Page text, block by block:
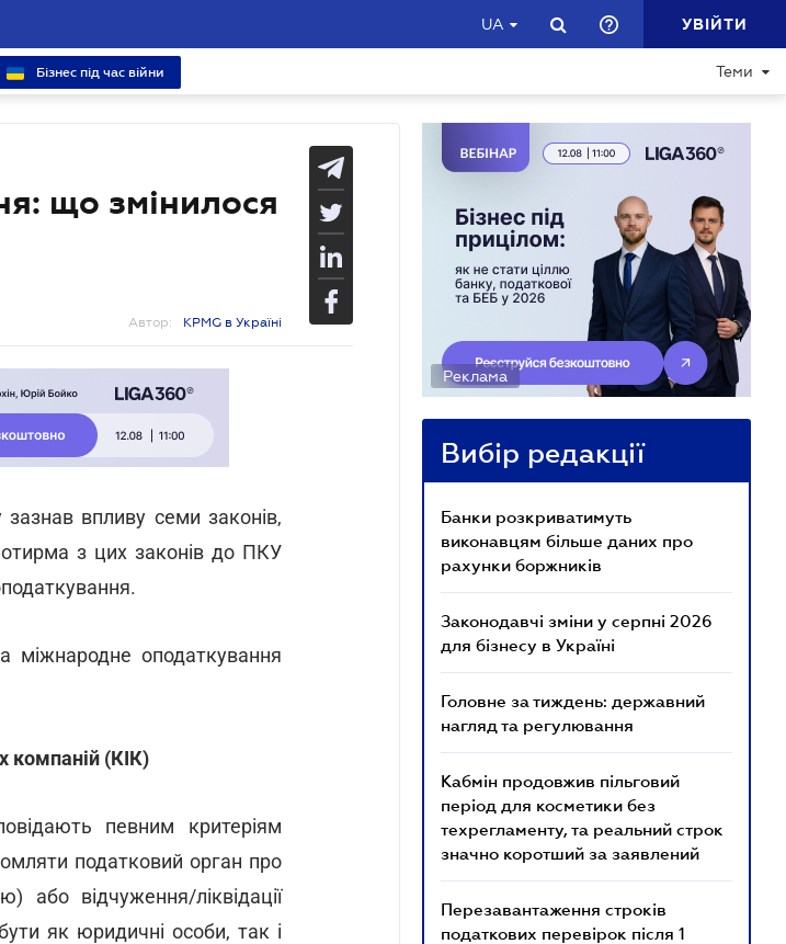
UA УВІЙТИ
Бізнес під час війни Теми
що змінилося
Автор: KPMG в Україні
впливу семи законів,
з цих законів до ПКУ
оподаткування
компаній (КІК)
певним критеріям
податковий орган про
відчуження/ліквідації
як юридичні особи, так і
Реклама
Вибір редакції
Банки розкриватимуть
виконавцям більше даних про
рахунки боржників
Законодавчі зміни у серпні 2026
для бізнесу в Україні
Головне за тиждень: державний
нагляд та регулювання
Кабмін продовжив пільговий
період для косметики без
техрегламенту, та реальний строк
значно коротший за заявлений
Перезавантаження строків
податкових перевірок після 1